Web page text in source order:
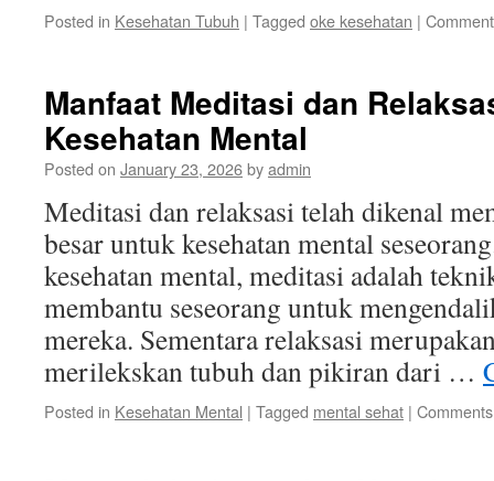
Posted in Kesehatan Tubuh | Tagged oke kesehatan |
Manfaat Meditasi dan
Kesehatan Mental
Posted on January 23, 2026byadmin
Meditasi dan relaksasi telah dikenal
besar untuk kesehatan mental
kesehatan mental, meditasi adalah
membantu seseorang untuk
mereka. Sementara relaksasi
merilekskan tubuh dan pikiran dari …
Posted in Kesehatan Mental | Tagged mental sehat |